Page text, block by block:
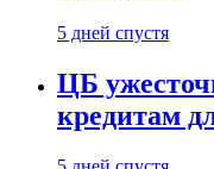
5 дней спустя
ЦБ
кредитам